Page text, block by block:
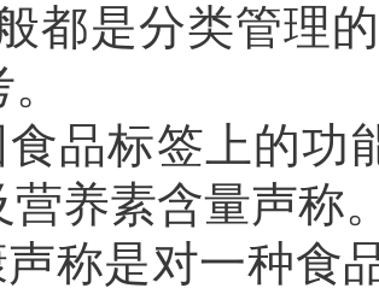
都是分类管理
食品标签上的功
营养素含量声称
称是对一种食